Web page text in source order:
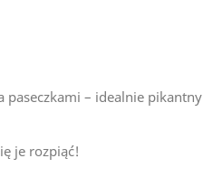
– idealnie pikantny
je rozpiąć!